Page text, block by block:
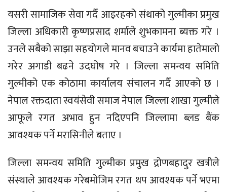
यसरी सामाजिक सेवा गर्दै आइरहको संथाको गुल्मीका प्रमुख
जिल्ला अधिकारी कृष्णप्रसाद शर्माले शुभकामना ब्यक्त गरे ।
उनले सबैको साझा सहयोगले मानव बचाउने कार्यमा हातेमालो
गरेर अगाडी बढने उदघोष गरे । जिल्ला समन्वय समिति
गुल्मीको एक कोठामा कार्यालय संचालन गर्दै आएको छ ।
नेपाल रक्तदाता स्वयंसेवी समाज नेपाल जिल्ला शाखा गुल्मीले
आफूले रगत अभाव हुन नदिएपनि जिल्लामा ब्लड बैंक
आवश्यक पर्ने मरासिनीले बताए ।
जिल्ला समन्वय समिति गुल्मीका प्रमुख द्रोणबहादुर खत्रीले
संस्थाले आवश्यक गरेबमोजिम रगत थप आवश्यक पर्ने भएमा